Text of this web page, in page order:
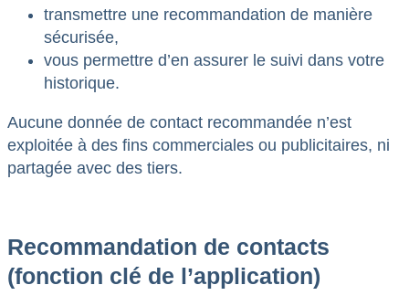
transmettre une recommandation de manière
sécurisée,
vous permettre d’en assurer le suivi dans votre
historique.
Aucune donnée de contact recommandée n’est
exploitée à des fins commerciales ou publicitaires, ni
partagée avec des tiers.
Recommandation de contacts
(fonction clé de l’application)